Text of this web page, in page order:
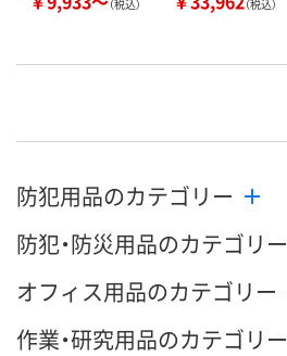
（税込） （税込）
防犯用品のカテゴリー
防犯・防災用品のカテゴリー
オフィス用品のカテゴリー
作業・研究用品のカテゴリー